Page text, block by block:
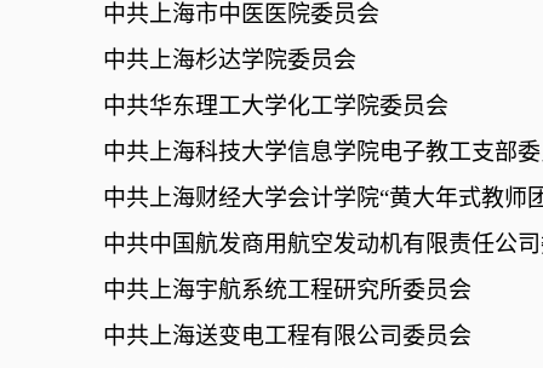
中共上海市中医医院委员会
中共上海杉达学院委员会
中共华东理工大学化工学院委员会
中共上海科技大学信息学院电子教工支部
中共上海财经大学会计学院“黄大年式教师
中共中国航发商用航空发动机有限责任公
中共上海宇航系统工程研究所委员会
中共上海送变电工程有限公司委员会